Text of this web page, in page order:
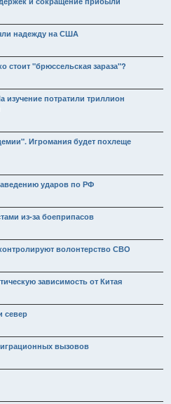
надежду на США
стоит "брюссельская зараза"?
изучение потратили триллион
Игромания будет похлеще
ударов по РФ
из-за боеприпасов
волонтерство СВО
зависимость от Китая
север
вызовов